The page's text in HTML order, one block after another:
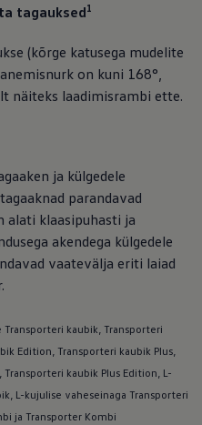
tagauksed1
(kõrge katusega mudelite
on kuni 168°,
näiteks laadimisrambi ette.
ja külgedele
parandavad
alati klaasipuhasti ja
akendega külgedele
vaatevälja eriti laiad
kaubik, Transporteri
Edition, Transporteri kaubik Plus,
kaubik Plus Edition, L-
L-kujulise vaheseinaga Transporteri
ja Transporter Kombi